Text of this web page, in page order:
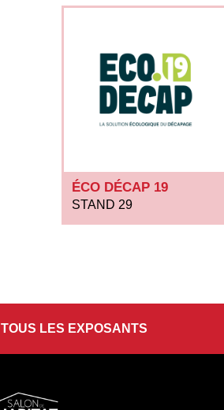
ÉCO DÉCAP 19
STAND 29
TOUS LES EXPOSANTS